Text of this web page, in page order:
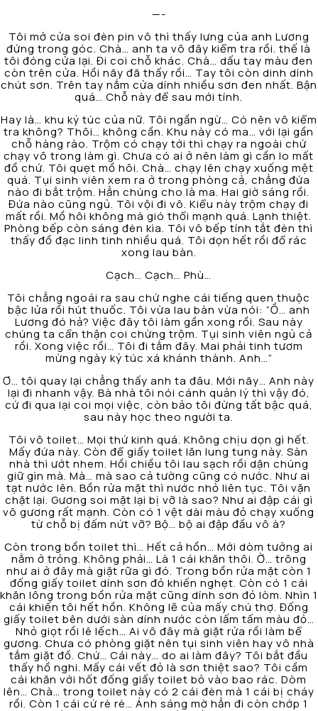
—-
Tôi mở cửa soi đèn pin vô thì thấy lưng của anh Lương
đứng trong góc. Chà… anh ta vô đây kiểm tra rồi. thế là
tôi đóng cửa lại. Đi coi chỗ khác. Chà… dấu tay màu đen
còn trên cửa. Hồi nãy đã thấy rồi… Tay tôi còn dinh dính
chút sơn. Trên tay nắm cửa dính nhiều sơn đen nhất. Bận
quá… Chỗ này để sau mới tính.
Hay là… khu ký túc của nữ. Tôi ngần ngừ… Có nên vô kiểm
tra không? Thôi… không cần. Khu này có ma… với lại gần
chỗ hàng rào. Trộm có chạy tới thì chạy ra ngoài chứ
chạy vô trong làm gì. Chưa có ai ở nên làm gì cần lo mất
đồ chứ. Tôi quẹt mồ hôi. Chà… chạy lên chạy xuống mệt
quá. Tụi sinh viên xem ra ở trong phòng cả, chẳng đứa
nào đi bắt trộm. Hẳn chúng cho là ma. Hai giờ sáng rồi.
Đứa nào cũng ngủ. Tôi vội đi vô. Kiểu này trộm chạy đi
mất rồi. Mồ hôi không mà gió thổi mạnh quá. Lạnh thiệt.
Phòng bếp còn sáng đèn kìa. Tôi vô bếp tính tắt đèn thì
thấy đồ đạc linh tinh nhiều quá. Tôi dọn hết rồi đổ rác
xong lau bàn.
Cạch… Cạch… Phù…
Tôi chẳng ngoái ra sau chứ nghe cái tiếng quen thuộc
bậc lửa rồi hút thuốc. Tôi vừa lau bàn vừa nói: “Ồ… anh
Lương đó hả? Việc đây tôi làm gần xong rồi. Sau này
chúng ta cẩn thận coi chừng trộm. Tụi sinh viên ngủ cả
rồi. Xong việc rồi… Tôi đi tắm đây. Mai phải tinh tươm
mừng ngày ký túc xá khánh thành. Anh…”
Ơ… tôi quay lại chẳng thấy anh ta đâu. Mới nãy… Anh này
lại đi nhanh vậy. Bà nhà tôi nói cánh quản lý thì vậy đó,
cứ đi qua lại coi mọi việc, còn bảo tôi đừng tất bậc quá,
sau này học theo người ta.
Tôi vô toilet… Mọi thứ kinh quá. Không chịu dọn gì hết.
Mấy đứa này. Còn để giấy toilet lăn lung tung này. Sàn
nhà thì ướt nhem. Hồi chiều tôi lau sạch rồi dặn chúng
giữ gìn mà. Mà… mà sao cả tường cũng có nước. Như ai
tạt nước lên. Bồn rửa mặt thì nước nhỏ liên tục. Tôi vặn
chặt lại. Gương soi mặt lại bị vỡ là sao? Như ai đập cái gì
vô gương rất mạnh. Còn có 1 vệt dài màu đỏ chạy xuống
từ chỗ bị đấm nứt vỡ? Bộ… bộ ai đập đầu vô à?
Còn trong bồn toilet thì… Hết cả hồn… Mới dòm tưởng ai
nằm ở trỏng. Không phải… Là 1 cái khăn thôi. Ờ… trông
như ai ở đây mà giặt rữa gì đó. Trong bồn rửa mặt còn 1
đống giấy toilet dính sơn đỏ khiến nghẹt. Còn có 1 cái
khăn lông trong bồn rửa mặt cũng dính sơn đỏ lòm. Nhìn 1
cái khiến tôi hết hồn. Không lẽ của mấy chú thợ. Đống
giấy toilet bên dưới sàn dính nước còn lấm tấm màu đỏ…
Nhỏ giọt rồi lê lếch… Ai vô đây mà giặt rửa rồi làm bể
gương. Chưa có phòng giặt nên tụi sinh viên hay vô nhà
tắm giặt đồ. Chứ… Cái này… do ai làm đây? Tôi bắt đầu
thấy hồ nghi. Mấy cái vết đỏ là sơn thiệt sao? Tôi cầm
cái khăn với hốt đống giấy toilet bỏ vào bao rác. Dòm
lên… Chà… trong toilet này có 2 cái đèn mà 1 cái bị cháy
rồi. Còn 1 cái cứ rè rè… Ánh sáng mờ hẳn đi còn chớp 1